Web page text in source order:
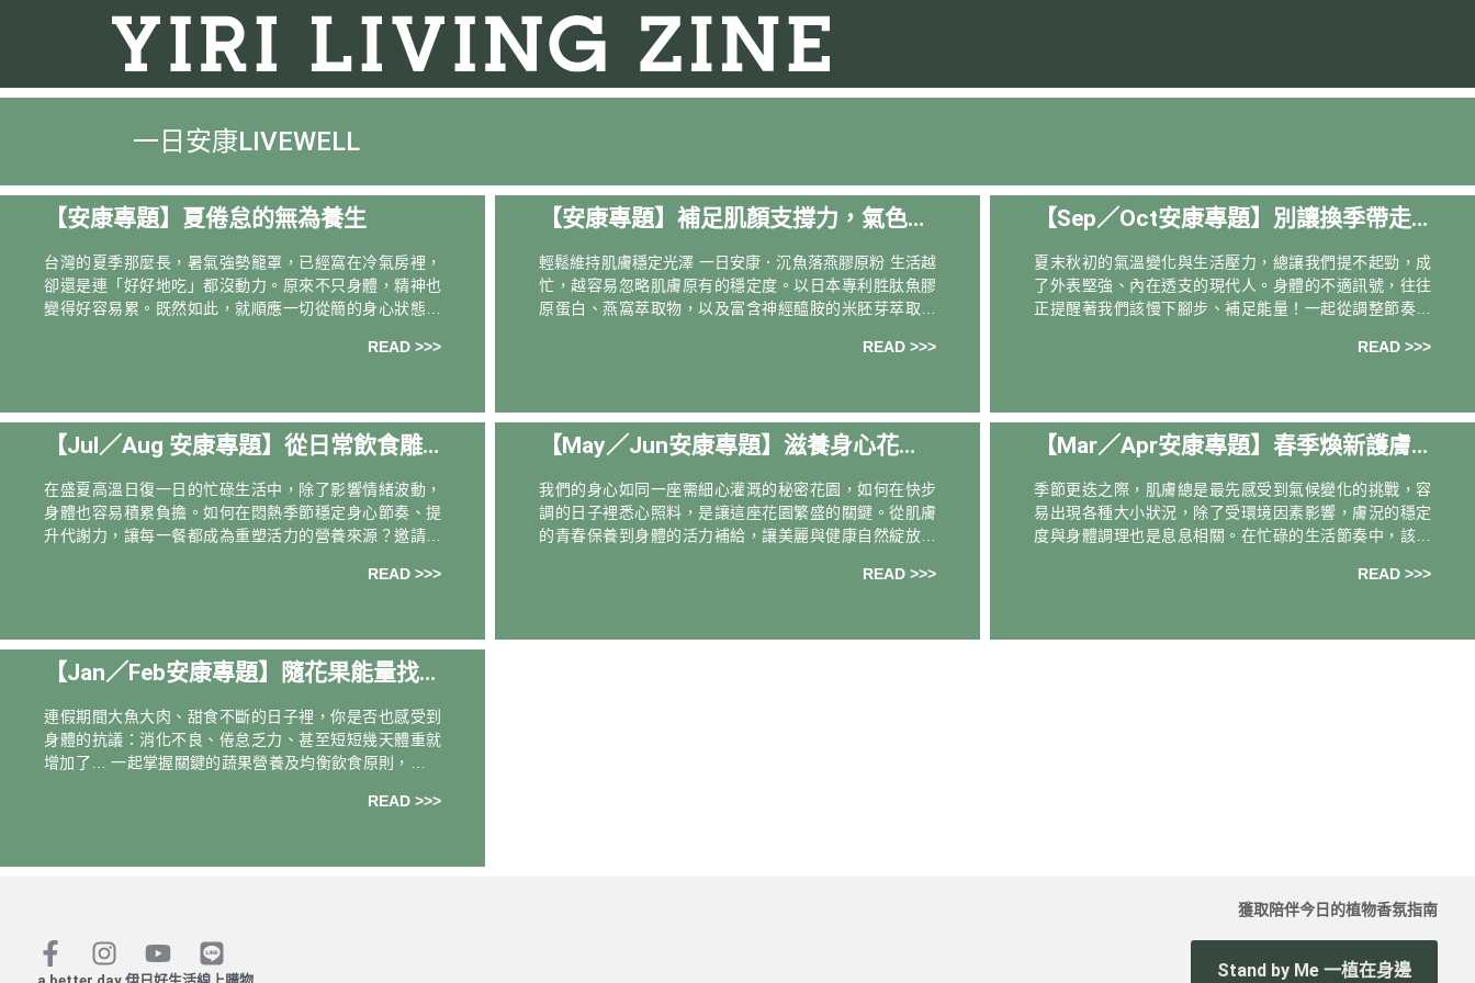
一日安康LIVEWELL
【安康專題】夏倦怠的無為養生
台灣的夏季那麼長，暑氣強勢籠罩，已經窩在冷氣房裡，
卻還是連「好好地吃」都沒動力。原來不只身體，精神也
變得好容易累。既然如此，就順應一切從簡的身心狀態，
的幾個「關鍵習慣」，用最低限度的努力，輕鬆維持舒爽
READ >>>
【安康專題】補足肌顏支撐力，氣色如
花朵綻放
輕鬆維持肌膚穩定光澤 一日安康．沉魚落燕膠原粉 生活越
忙，越容易忽略肌膚原有的穩定度。以日本專利胜肽魚膠
原蛋白、燕窩萃取物，以及富含神經醯胺的米胚芽萃取組
READ >>>
【Sep／Oct安康專題】別讓換季帶走
元氣，穩定、防護、再出發！
夏末秋初的氣溫變化與生活壓力，總讓我們提不起勁，成
了外表堅強、內在透支的現代人。身體的不適訊號，往往
正提醒著我們該慢下腳步、補足能量！一起從調整節奏開
READ >>>
【Jul／Aug 安康專題】從日常飲食雕
塑夏日新體感
在盛夏高溫日復一日的忙碌生活中，除了影響情緒波動，
身體也容易積累負擔。如何在悶熱季節穩定身心節奏、提
升代謝力，讓每一餐都成為重塑活力的營養來源？邀請你
READ >>>
【May／Jun安康專題】滋養身心花
園，像朵花一樣綻放美麗！
我們的身心如同一座需細心灌溉的秘密花園，如何在快步
調的日子裡悉心照料，是讓這座花園繁盛的關鍵。從肌膚
的青春保養到身體的活力補給，讓美麗與健康自然綻放！
READ >>>
【Mar／Apr安康專題】春季煥新護膚
法，從花植能量補給開始養出粉嫩好氣
色
季節更迭之際，肌膚總是最先感受到氣候變化的挑戰，容
易出現各種大小狀況，除了受環境因素影響，膚況的穩定
度與身體調理也是息息相關。在忙碌的生活節奏中，該如
READ >>>
【Jan／Feb安康專題】隨花果能量找
回節後飲食的輕盈節奏
連假期間大魚大肉、甜食不斷的日子裡，你是否也感受到
身體的抗議：消化不良、倦怠乏力、甚至短短幾天體重就
增加了… 一起掌握關鍵的蔬果營養及均衡飲食原則，讓盡
READ >>>
獲取陪伴今日的植物香氛指南
Stand by Me 一植在身邊